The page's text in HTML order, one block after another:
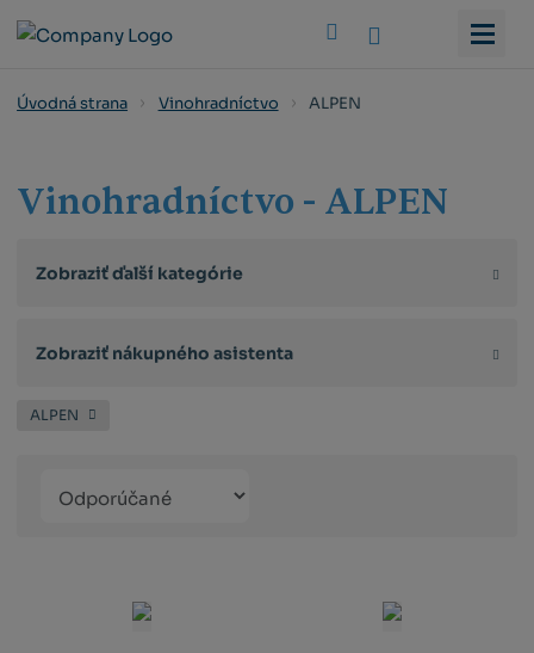
Úvodná strana Vinohradníctvo ALPEN
Vinohradníctvo - ALPEN
Zobraziť ďalší kategórie
Zobraziť nákupného asistenta
ALPEN
produktů